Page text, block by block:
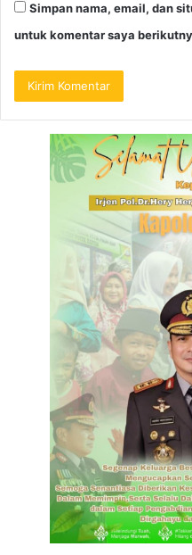
Simpan nama, email, dan
untuk komentar saya